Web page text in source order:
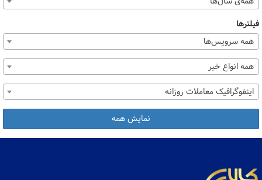
فیلترها
همه سرویس‌ها
همه انواع خبر
اینفوگرافیک معاملات روزانه
نمایش همه